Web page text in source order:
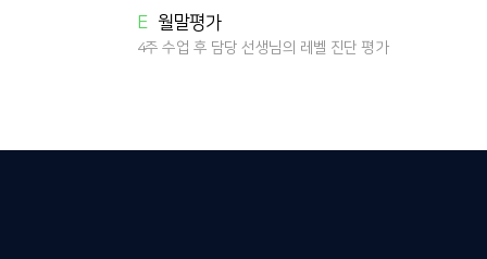
E 월말평가
4주 수업 후 담당 선생님의 레벨 진단 평가